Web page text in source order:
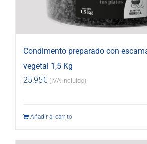
Condimento preparado con
vegetal 1,5 Kg
25,95€ (IVA incluido)
Añadir al carrito